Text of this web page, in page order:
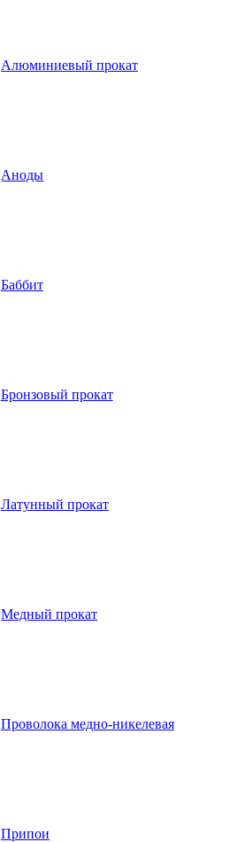
Алюминиевый прокат
Аноды
Баббит
Бронзовый прокат
Латунный прокат
Медный прокат
Проволока медно-никелевая
Припои